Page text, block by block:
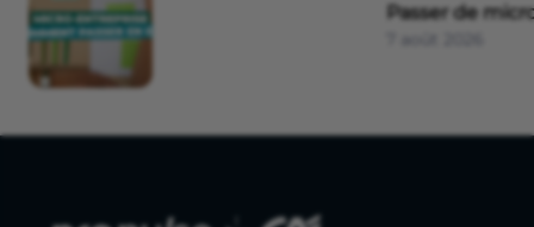
Passer de